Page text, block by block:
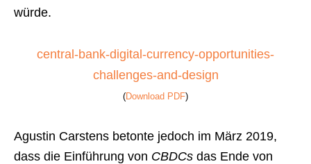
würde.
central-bank-digital-currency-opportunities-
challenges-and-design
(Download PDF)
Agustin Carstens betonte jedoch im März 2019,
dass die Einführung von CBDCs das Ende von